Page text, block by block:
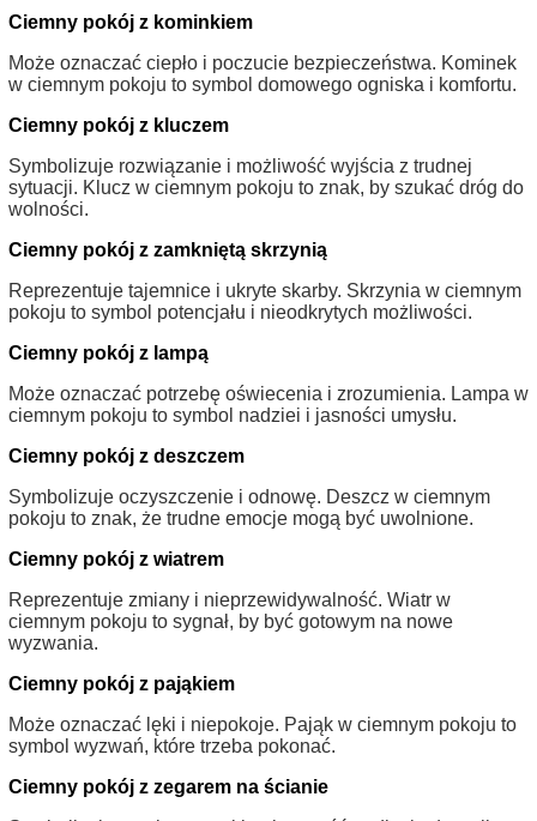
Ciemny pokój z kominkiem
Może oznaczać ciepło i poczucie bezpieczeństwa. Kominek
w ciemnym pokoju to symbol domowego ogniska i komfortu.
Ciemny pokój z kluczem
Symbolizuje rozwiązanie i możliwość wyjścia z trudnej
sytuacji. Klucz w ciemnym pokoju to znak, by szukać dróg do
wolności.
Ciemny pokój z zamkniętą skrzynią
Reprezentuje tajemnice i ukryte skarby. Skrzynia w ciemnym
pokoju to symbol potencjału i nieodkrytych możliwości.
Ciemny pokój z lampą
Może oznaczać potrzebę oświecenia i zrozumienia. Lampa w
ciemnym pokoju to symbol nadziei i jasności umysłu.
Ciemny pokój z deszczem
Symbolizuje oczyszczenie i odnowę. Deszcz w ciemnym
pokoju to znak, że trudne emocje mogą być uwolnione.
Ciemny pokój z wiatrem
Reprezentuje zmiany i nieprzewidywalność. Wiatr w
ciemnym pokoju to sygnał, by być gotowym na nowe
wyzwania.
Ciemny pokój z pająkiem
Może oznaczać lęki i niepokoje. Pająk w ciemnym pokoju to
symbol wyzwań, które trzeba pokonać.
Ciemny pokój z zegarem na ścianie